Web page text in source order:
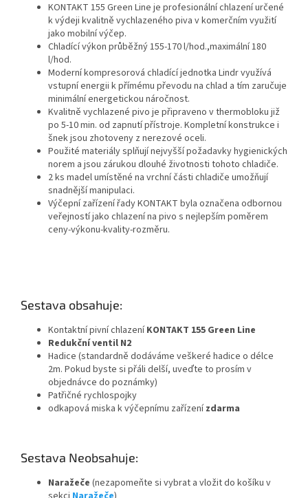
KONTAKT 155 Green Line je profesionální chlazení určené
k výdeji kvalitně vychlazeného piva v komerčním využití
jako mobilní výčep.
Chladící výkon průběžný 155-170 l/hod.,maximální 180
l/hod.
Moderní kompresorová chladící jednotka Lindr využívá
vstupní energii k přímému převodu na chlad a tím zaručuje
minimální energetickou náročnost.
Kvalitně vychlazené pivo je připraveno v thermobloku již
po 5-10 min. od zapnutí přístroje. Kompletní konstrukce i
šnek jsou zhotoveny z nerezové oceli.
Použité materiály splňují nejvyšší požadavky hygienických
norem a jsou zárukou dlouhé životnosti tohoto chladiče.
2 ks madel umístěné na vrchní části chladiče umožňují
snadnější manipulaci.
Výčepní zařízení řady KONTAKT byla označena odbornou
veřejností jako chlazení na pivo s nejlepším poměrem
ceny-výkonu-kvality-rozměru.
Sestava obsahuje:
Kontaktní pivní chlazeníKONTAKT 155 Green Line
Redukční ventil N2
Hadice (standardně dodáváme veškeré hadice o délce
2m. Pokud byste si přáli delší, uveďte to prosím v
objednávce do poznámky)
Patřičné rychlospojky
odkapová miska k výčepnímu zařízenízdarma
Sestava Neobsahuje:
Naražeče (nezapomeňte si vybrat a vložit do košíku v